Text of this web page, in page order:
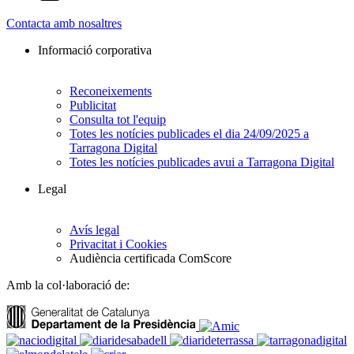
Contacta amb nosaltres
Informació corporativa
Reconeixements
Publicitat
Consulta tot l'equip
Totes les notícies publicades el dia 24/09/2025 a
Tarragona Digital
Totes les notícies publicades avui a Tarragona Digital
Legal
Avís legal
Privacitat i Cookies
Audiència certificada ComScore
Amb la col·laboració de: